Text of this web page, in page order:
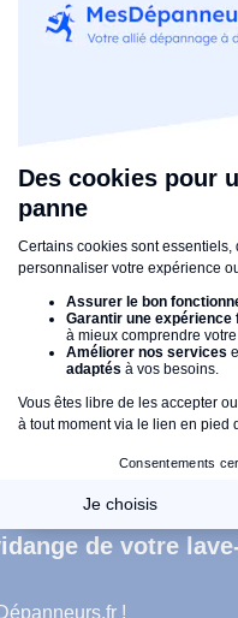
le bon
l'eau parvient à se
abîmé
, le lave-
début du programme.
problème de joint et rien ne va
tient plus en place ?
qui tombe : pourquoi
bonne évacuation de
est cassée ou
de votre
!